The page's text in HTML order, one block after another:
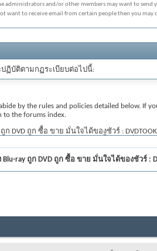
administrators and/or other members may want to send
want to receive email from certain people then you may
ฏิบัติตามกฏระเบียบต่อไปนี้:
by the rules and policies detailed below. If
to the forums index.
DVD ถูก ซื้อ ขาย มั่นใจได้ของชัวร์ :
any messages that are obscene, vulgar,
ray ถูก DVD ถูก ซื้อ ขาย มั่นใจได้ของชัวร์ :